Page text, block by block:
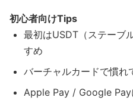
初心者向けTips
最初はUSDT（ステーブ
すめ
バーチャルカードで慣れ
Apple Pay / Google Pay